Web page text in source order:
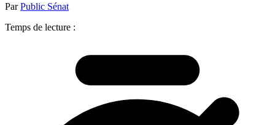
ParPublic Sénat
Temps de lecture :